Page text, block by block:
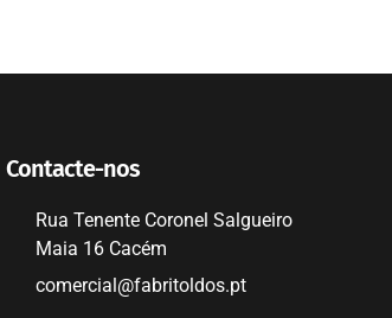
Contacte-nos
Rua Tenente Coronel Salgueiro
Maia 16 Cacém
comercial@fabritoldos.pt